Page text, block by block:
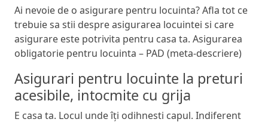
Ai nevoie de o asigurare pentru locuinta? Afla tot ce
trebuie sa stii despre asigurarea locuintei si care
asigurare este potrivita pentru casa ta. Asigurarea
obligatorie pentru locuinta – PAD (meta-descriere)
Asigurari pentru locuinte la preturi
acesibile, intocmite cu grija
E casa ta. Locul unde îți odihnesti capul. Indiferent